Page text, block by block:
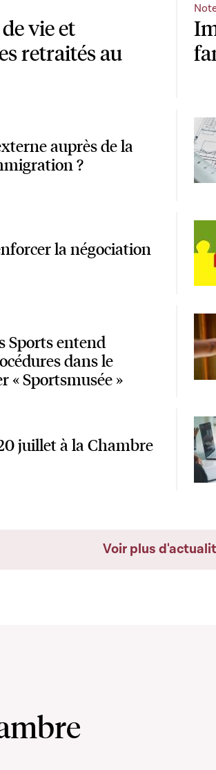
vie et
retraités au
auprès de la
?
la négociation
Sports entend
dans le
« Sportsmusée »
juillet à la Chambre
Voir plus